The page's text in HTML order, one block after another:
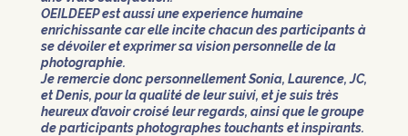
OEILDEEP est aussi une experience humaine
enrichissante car elle incite chacun des participants à
se dévoiler et exprimer sa vision personnelle de la
photographie.
Je remercie donc personnellement Sonia, Laurence, JC,
et Denis, pour la qualité de leur suivi, et je suis très
heureux d’avoir croisé leur regards, ainsi que le groupe
de participants photographes touchants et inspirants.